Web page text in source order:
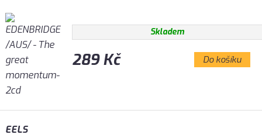
Skladem
289 Kč Do košíku
EELS